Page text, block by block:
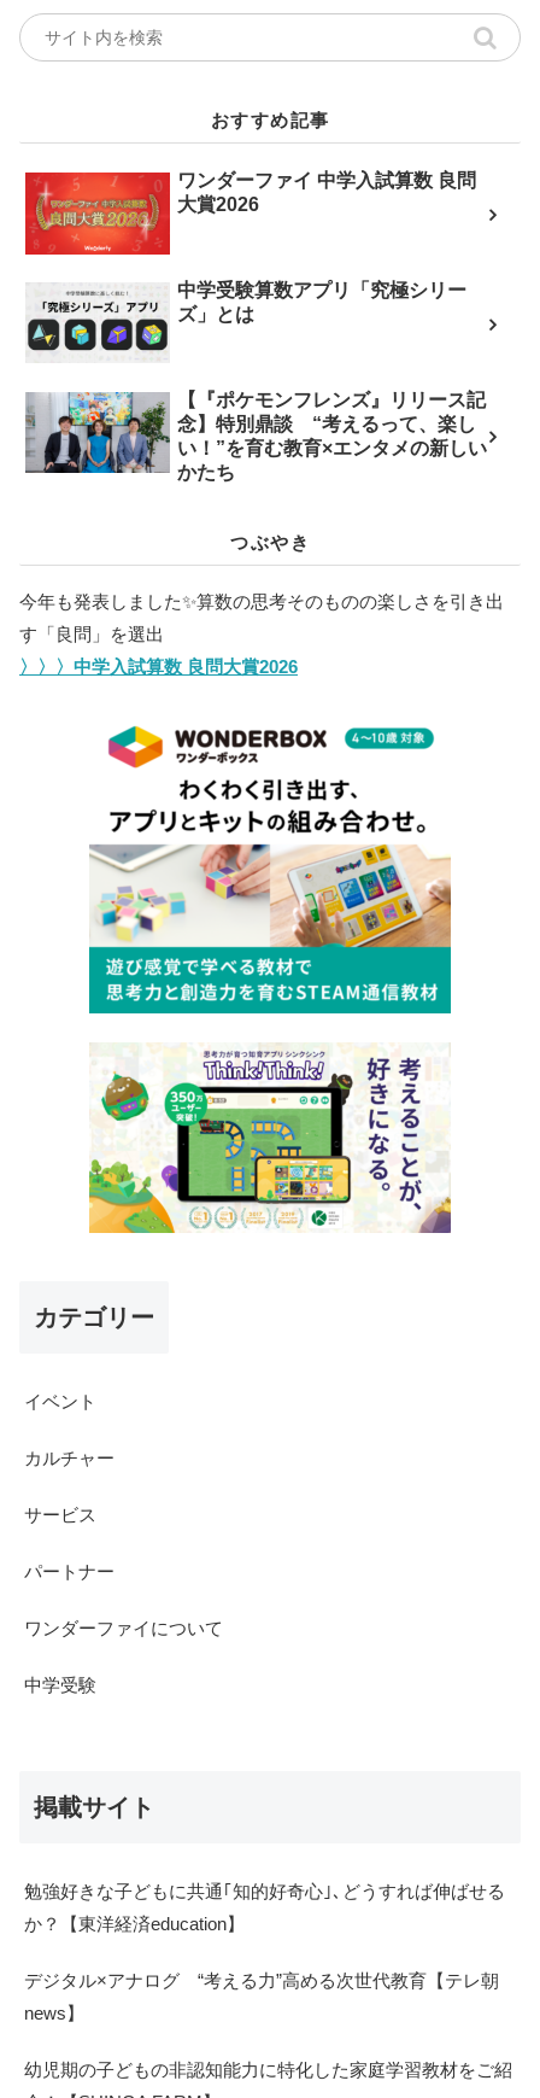
おすすめ記事
ワンダーファイ 中学入試算数 良問
大賞2026
中学受験算数アプリ「究極シリー
ズ」とは
【『ポケモンフレンズ』リリース記
念】特別鼎談 “考えるって、楽し
い！”を育む教育×エンタメの新しい
かたち
つぶやき
今年も発表しました✨️算数の思考そのものの楽しさを引き出
す「良問」を選出
〉〉〉中学入試算数 良問大賞2026
カテゴリー
イベント
カルチャー
サービス
パートナー
ワンダーファイについて
中学受験
掲載サイト
勉強好きな子どもに共通｢知的好奇心｣､どうすれば伸ばせる
か？【東洋経済education】
デジタル×アナログ “考える力”高める次世代教育【テレ朝
news】
幼児期の子どもの非認知能力に特化した家庭学習教材をご紹